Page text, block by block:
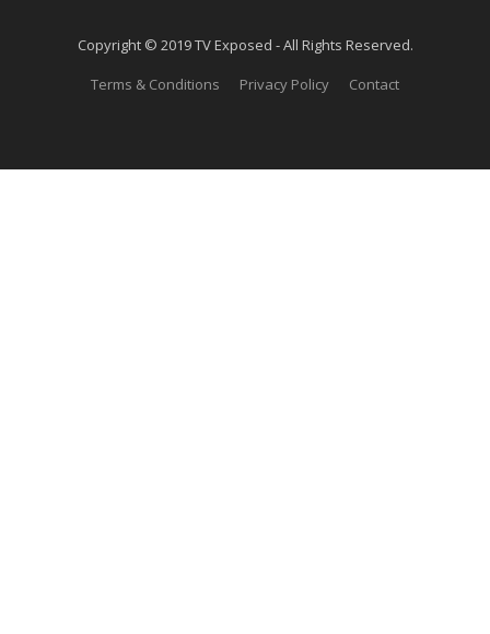
Copyright © 2019 TV Exposed - All Rights Reserved.
Terms & Conditions
Privacy Policy Contact